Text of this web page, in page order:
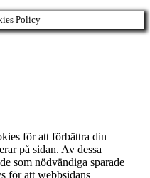
Policy
för att förbättra din
på sidan. Av dessa
som nödvändiga sparade
för att webbsidans